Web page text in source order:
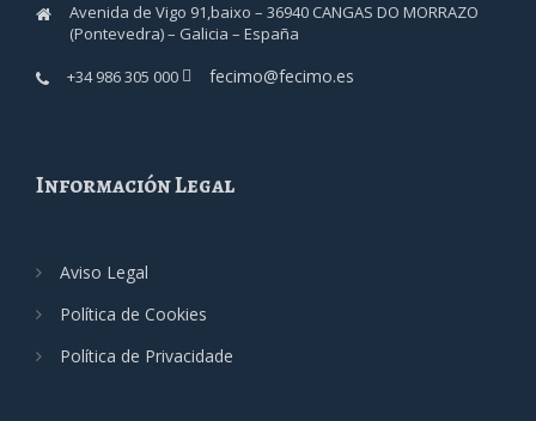
Avenida de Vigo 91,baixo – 36940 CANGAS DO MORRAZO
(Pontevedra) – Galicia – España
+34 986 305 000
fecimo@fecimo.es
Información Legal
Aviso Legal
Política de Cookies
Política de Privacidade